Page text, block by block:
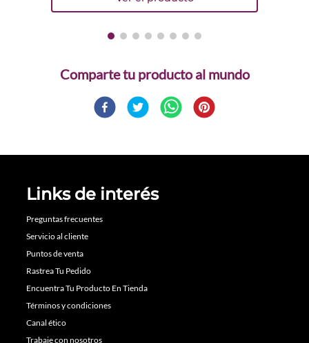
Comparte
Links de interés
Preguntas frecuentes
Servicio al cliente
Puntos de venta
Rastrea Tu Pedido
Encuentra Tu Producto En Tienda
Términos y condiciones
Canal ético
Trabaje con nosotros